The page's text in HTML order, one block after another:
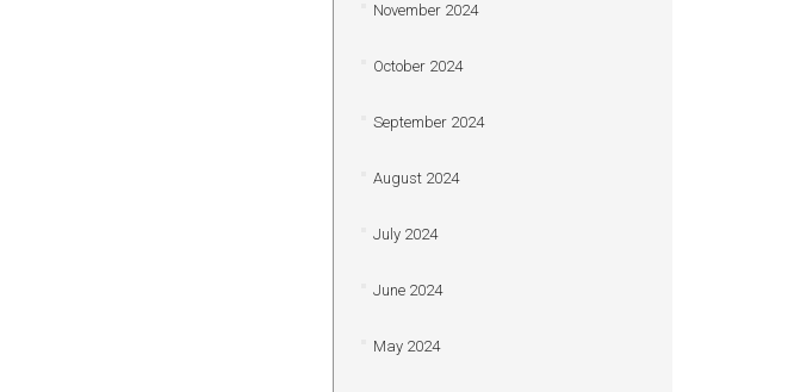
November 2024
October 2024
September 2024
August 2024
July 2024
June 2024
May 2024